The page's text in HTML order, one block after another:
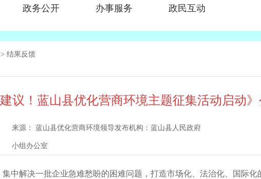
政务公开 办事服务 政民互动
> 结果反馈
议！蓝山县优化营商环境主题征集活动启动
来源： 蓝山县优化营商环境领导
小组办公室
发布机构： 蓝山县人民政府
集中解决一批企业急难愁盼的困难问题，打造市场化、法治化、国际